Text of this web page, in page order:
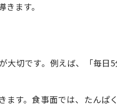
ます。
切です。例えば、「毎日
す。食事面では、たんぱ